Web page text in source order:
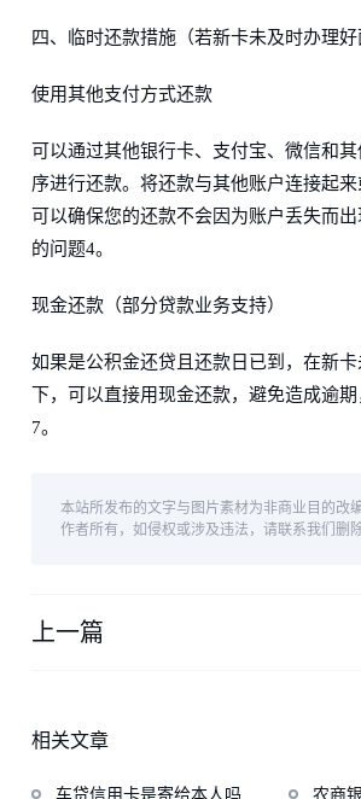
四、临时还款措施（若新卡未及时办理好
使用其他支付方式还款
可以通过其他银行卡、支付宝、微信和
序进行还款。将还款与其他账户连接起来
可以确保您的还款不会因为账户丢失而
的问题4。
现金还款（部分贷款业务支持）
如果是公积金还贷且还款日已到，在新
下，可以直接用现金还款，避免造成逾
7。
本站所发布的文字与图片素材为非商业目的改
作者所有，如侵权或涉及违法，请联系我们删
上一篇
相关文章
车贷信用卡是寄给本人吗 农商